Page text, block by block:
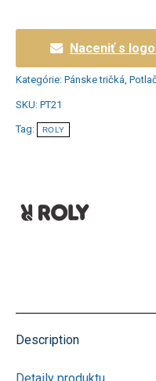
Naceniť s
Kategórie: Pánske tričká
SKU: PT21
Tag: ROLY
Description